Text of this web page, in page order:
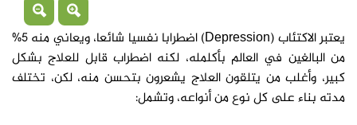
يعتبر الاكتئاب (Depression) اضطرابا نفسيا شائعا، ويعاني منه 5%
من البالغين في العالم بأكلمله، لكنه اضطراب قابل للعلاج بشكل
كبير، وأغلب من يتلقون العلاج يشعرون بتحسن منه، لكن، تختلف
مدته بناء على كل نوع من أنواعه، وتشمل: